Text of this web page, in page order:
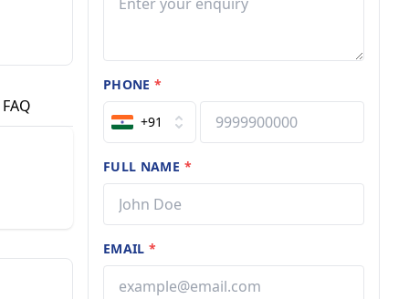
FAQ
PHONE*
+91
FULL NAME *
EMAIL*